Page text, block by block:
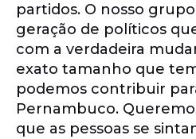
partidos. O nosso
geração de políticos
com a verdadeira
exato tamanho que
podemos contribuir
Pernambuco.
que as pessoas se